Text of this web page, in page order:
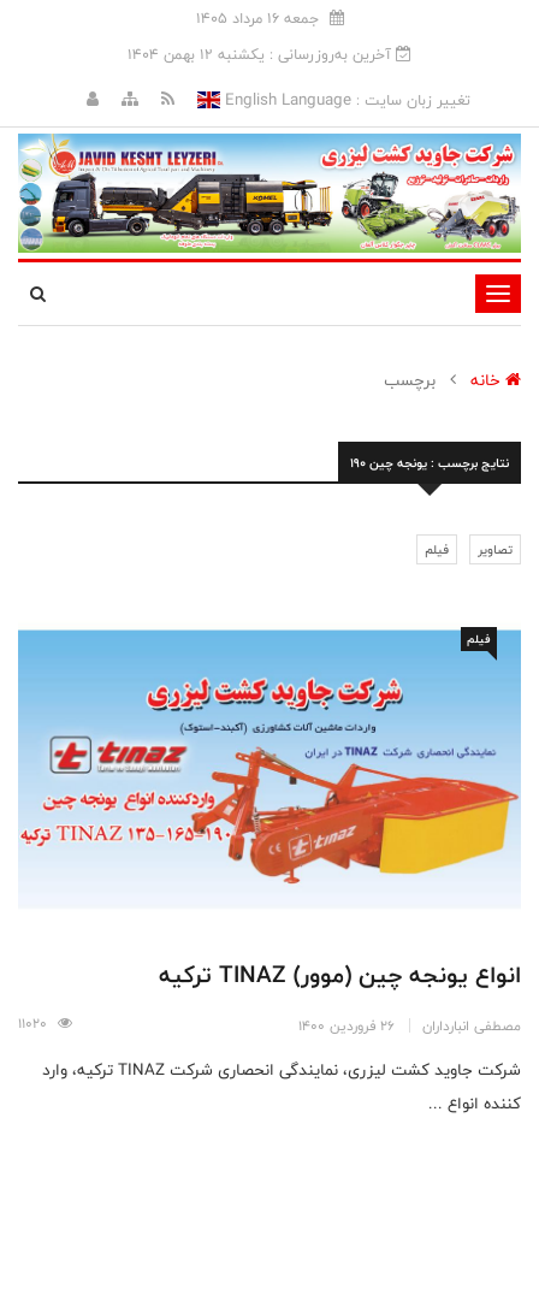
جمعه 16 مرداد 1405
آخرین به‌روزرسانی : يکشنبه 12 بهمن 1404
تغییر زبان سایت :English Language
تغییر
وضعیت
ناوبری
خانه برچسب
نتایج برچسب : یونجه چین 190
تصاویر فیلم
فیلم
انواع یونجه چین (موور) TINAZ ترکیه
مصطفی انبارداران 26 فروردین 1400
شرکت جاوید کشت لیزری، نمایندگی انحصاری شرکت TINAZ ترکیه، وارد
کننده انواع ...